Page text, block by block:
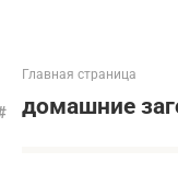
Главная страница
домашние